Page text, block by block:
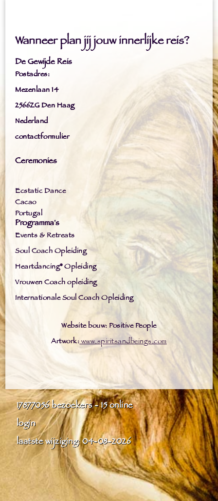
Wanneer plan jij jouw innerlijke reis?
De Gewijde Reis
Postadres:
Mezenlaan 14
2566ZG Den Haag
Nederland
contactformulier
Ceremonies
Ecstatic Dance
Cacao
Portugal
Programma's
Events & Retreats
Soul Coach Opleiding
Heartdancing® Opleiding
Vrouwen Coach opleiding
Internationale Soul Coach Opleiding
Website bouw: Positive People
Artwork:www.spiritsandbeings.com
17877056bezoekers - 15 online
login
laatste wijziging: 04-08-2026